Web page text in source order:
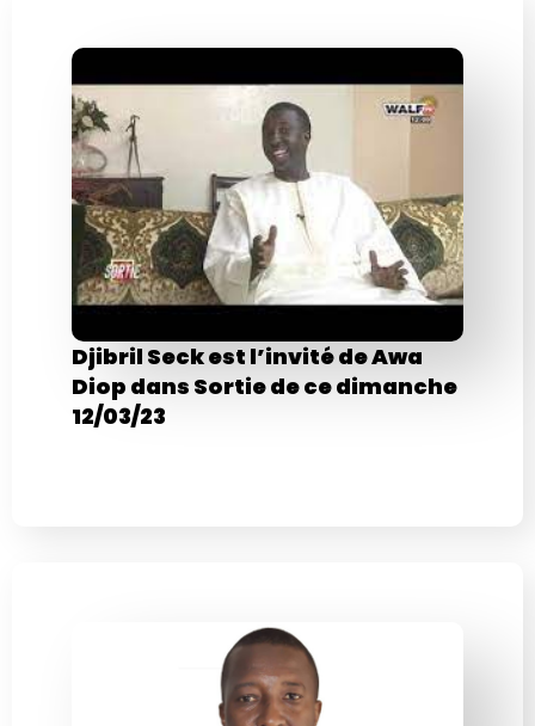
Djibril Seck est l’invité de Awa
Diop dans Sortie de ce dimanche
12/03/23